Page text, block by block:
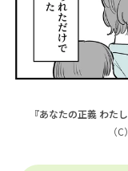
『あなたの正義 わ
（